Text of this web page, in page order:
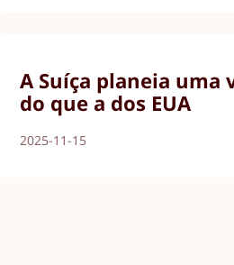
A Suíça planeia uma
do que a dos EUA
2025-11-15